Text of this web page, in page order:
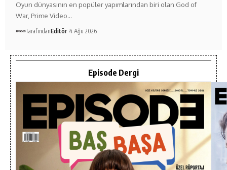
Oyun dünyasının en popüler yapımlarından biri olan God of
War, Prime Video…
TarafındanEditör 4 Ağu 2026
Episode Dergi